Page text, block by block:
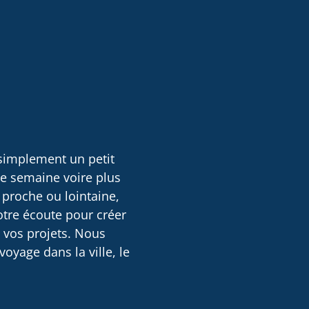
un petit
semaine voire plus
ou lointaine,
écoute pour créer
projets. Nous
dans la ville, le